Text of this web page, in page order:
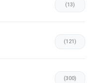
(13)
(121)
(300)